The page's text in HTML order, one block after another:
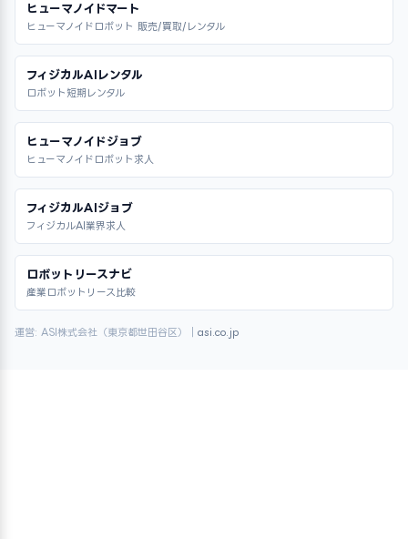
ヒューマノイドマート
ヒューマノイドロボット 販売/買取/レンタル
フィジカルAIレンタル
ロボット短期レンタル
ヒューマノイドジョブ
ヒューマノイドロボット求人
フィジカルAIジョブ
フィジカルAI業界求人
ロボットリースナビ
産業ロボットリース比較
運営: ASI株式会社（東京都世田谷区）｜ asi.co.jp